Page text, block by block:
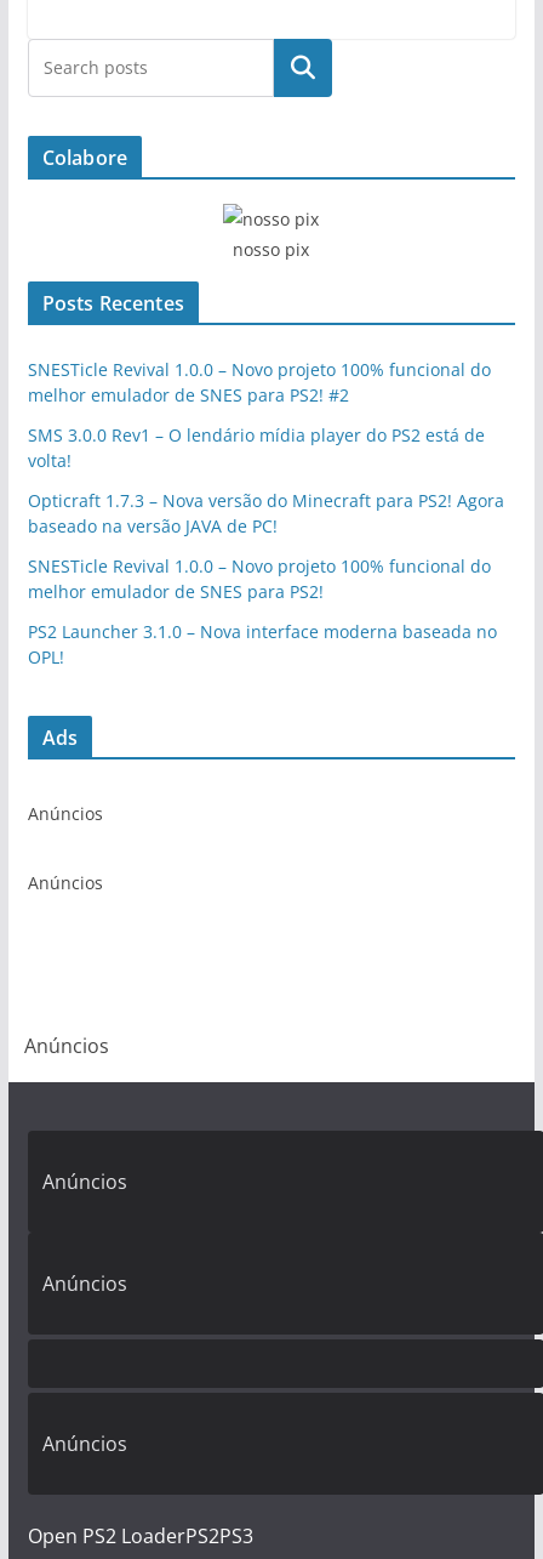
Pesquisar
Colabore
nosso pix
Posts Recentes
SNESTicle Revival 1.0.0 – Novo projeto 100% funcional do
melhor emulador de SNES para PS2! #2
SMS 3.0.0 Rev1 – O lendário mídia player do PS2 está de
volta!
Opticraft 1.7.3 – Nova versão do Minecraft para PS2! Agora
baseado na versão JAVA de PC!
SNESTicle Revival 1.0.0 – Novo projeto 100% funcional do
melhor emulador de SNES para PS2!
PS2 Launcher 3.1.0 – Nova interface moderna baseada no
OPL!
Ads
Anúncios
Anúncios
Anúncios
Anúncios
Anúncios
Anúncios
Open PS2 LoaderPS2PS3